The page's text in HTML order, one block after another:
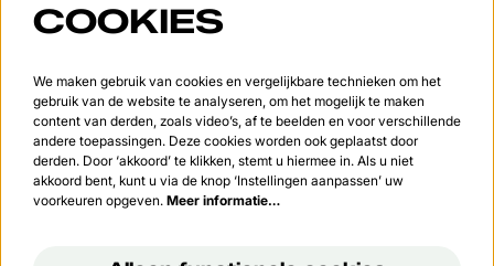
Meld je aan voor de nieuwsbrief
Aanmelden
Data Processing Addendum van Google.
COOKIES
We maken gebruik van cookies en vergelijkbare technieken om het
gebruik van de website te analyseren, om het mogelijk te maken
content van derden, zoals video’s, af te beelden en voor verschillende
andere toepassingen. Deze cookies worden ook geplaatst door
derden. Door ‘akkoord’ te klikken, stemt u hiermee in. Als u niet
akkoord bent, kunt u via de knop ‘Instellingen aanpassen’ uw
voorkeuren opgeven. Meer informatie…